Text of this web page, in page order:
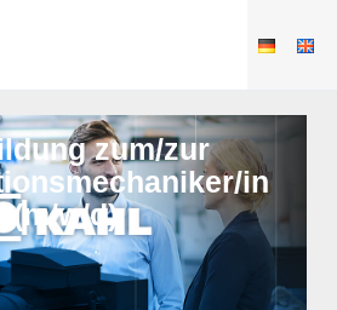
zum/zur
in
(m/w/d)